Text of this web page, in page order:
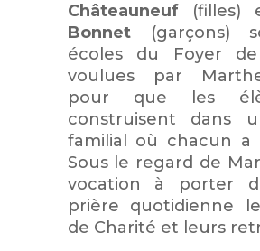
Châteauneuf(filles)
Bonnet(garçons)
écoles du Foyer de
voulues par
pour que les
construisent dans
familial où chacun a
Sous le regard de
vocation à porter
prière quotidienne
de Charité et leurs